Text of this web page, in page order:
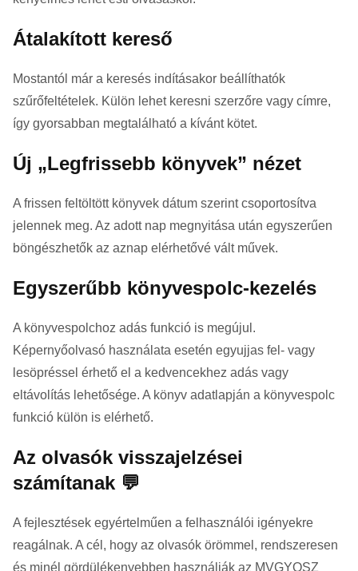
Átalakított kereső
Mostantól már a keresés indításakor beállíthatók
szűrőfeltételek. Külön lehet keresni szerzőre vagy címre,
így gyorsabban megtalálható a kívánt kötet.
Új „Legfrissebb könyvek” nézet
A frissen feltöltött könyvek dátum szerint csoportosítva
jelennek meg. Az adott nap megnyitása után egyszerűen
böngészhetők az aznap elérhetővé vált művek.
Egyszerűbb könyvespolc-kezelés
A könyvespolchoz adás funkció is megújul.
Képernyőolvasó használata esetén egyujjas fel- vagy
lesöpréssel érhető el a kedvencekhez adás vagy
eltávolítás lehetősége. A könyv adatlapján a könyvespolc
funkció külön is elérhető.
Az olvasók visszajelzései
számítanak 💬
A fejlesztések egyértelműen a felhasználói igényekre
reagálnak. A cél, hogy az olvasók örömmel, rendszeresen
és minél gördülékenyebben használják az MVGYOSZ